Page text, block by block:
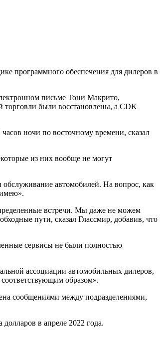
программного обеспечения для дилеров в
письме Тони Макрито,
были восстановлены, а CDK
ночи по восточному времени, сказал
из них вообще не могут
автомобилей. На вопрос, как
встречи. Мы даже не можем
пути, сказал Глассмир, добавив, что
сервисы не были полностью
ассоциации автомобильных дилеров,
образом».
сообщениями между подразделениями,
в апреле 2022 года.